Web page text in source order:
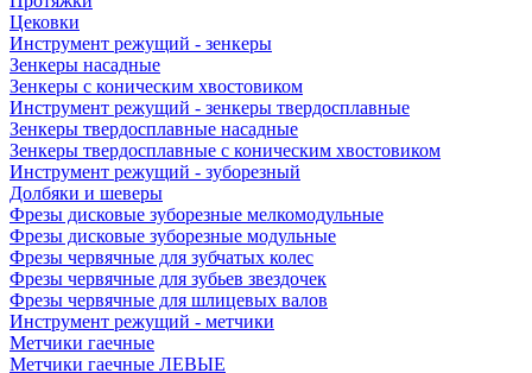
Цековки
Инструмент режущий - зенкеры
Зенкеры насадные
Зенкеры с коническим хвостовиком
Инструмент режущий - зенкеры твердосплавные
Зенкеры твердосплавные насадные
Зенкеры твердосплавные с коническим хвостовиком
Инструмент режущий - зуборезный
Долбяки и шеверы
Фрезы дисковые зуборезные мелкомодульные
Фрезы дисковые зуборезные модульные
Фрезы червячные для зубчатых колес
Фрезы червячные для зубьев звездочек
Фрезы червячные для шлицевых валов
Инструмент режущий - метчики
Метчики гаечные
Метчики гаечные ЛЕВЫЕ